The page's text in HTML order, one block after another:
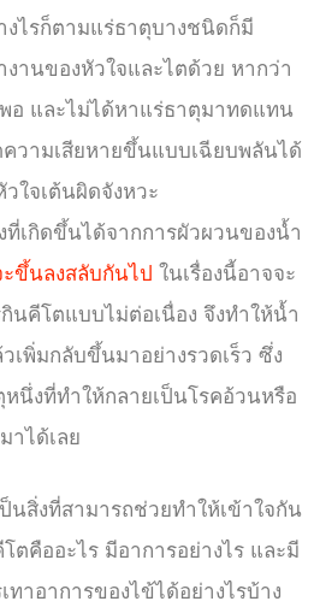
งไรก็ตามแร่ธาตุบางชนิดก็มี
านของหัวใจและไตด้วย หากว่า
อ และไม่ได้หาแร่ธาตุมาทดแทน
ความเสียหายขึ้นแบบเฉียบพลันได้
ใจเต้นผิดจังหวะ
ที่เกิดขึ้นได้จากการผัวผวนของน้ำ
ขึ้นลงสลับกันไป ในเรื่องนี้อาจจะ
นคีโตแบบไม่ต่อเนื่อง จึงทำให้น้ำ
เพิ่มกลับขึ้นมาอย่างรวดเร็ว ซึ่ง
หนึ่งที่ทำให้กลายเป็นโรคอ้วนหรือ
าได้เลย
นสิ่งที่สามารถช่วยทำให้เข้าใจกัน
ตคืออะไร มีอาการอย่างไร และมี
ทาอาการของไข้ได้อย่างไรบ้าง